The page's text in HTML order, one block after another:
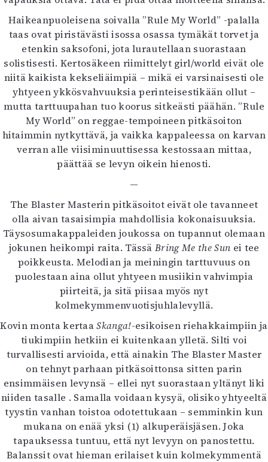
Haikeanpuoleisena soivalla ”Rule My World” -palalla
taas ovat piristävästi isossa osassa tymäkät torvet ja
etenkin saksofoni, jota lurautellaan suorastaan
solistisesti. Kertosäkeen riimittelyt girl/world eivät ole
niitä kaikista kekseliäimpiä – mikä ei varsinaisesti ole
yhtyeen ykkösvahvuuksia perinteisestikään ollut –
mutta tarttuupahan tuo koorus sitkeästi päähän. ”Rule
My World” on reggae-tempoineen pitkäsoiton
hitaimmin nytkyttävä, ja vaikka kappaleessa on karvan
verran alle viisiminuuttisessa kestossaan mittaa,
päättää se levyn oikein hienosti.
—
The Blaster Masterin pitkäsoitot eivät ole tavanneet
olla aivan tasaisimpia mahdollisia kokonaisuuksia.
Täysosumakappaleiden joukossa on tupannut olemaan
jokunen heikompi raita. TässäBring Me the Sun ei tee
poikkeusta. Melodian ja meiningin tarttuvuus on
puolestaan aina ollut yhtyeen musiikin vahvimpia
piirteitä, ja sitä piisaa myös nyt
kolmekymmenvuotisjuhlalevyllä.
Kovin monta kertaaSkanga!-esikoisen riehakkaimpiin ja
tiukimpiin hetkiin ei kuitenkaan ylletä. Silti voi
turvallisesti arvioida, että ainakin The Blaster Master
on tehnyt parhaan pitkäsoittonsa sitten parin
ensimmäisen levynsä – ellei nyt suorastaan yltänyt liki
niiden tasalle . Samalla voidaan kysyä, olisiko yhtyeeltä
tyystin vanhan toistoa odotettukaan – semminkin kun
mukana on enää yksi (1) alkuperäisjäsen. Joka
tapauksessa tuntuu, että nyt levyyn on panostettu.
Balanssit ovat hieman erilaiset kuin kolmekymmentä